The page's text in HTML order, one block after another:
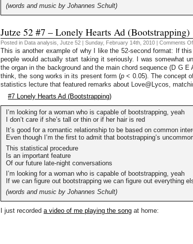
(words and music by Johannes Schult)
Jutze 52 #7 – Lonely Hearts Ad (Bootstrapping)
Posted in Data analysis Jutze 52 | Sunday, February 14th, 2010 | Comments
This is another example of why I like the 52-second format: If
people would actually start taking it seriously. I was somewhat
the organ in the background and the main chord sequence (D G E
think, the song works in its present form (p < 0.05). The concept
statistics lecture that featured remarks about Love@Lycos,
#7 Lonely Hearts Ad (Bootstrapping)
I’m looking for a woman who is capable of bootstrapping, yeah
I don’t care if she’s tall or thin or if her hair is red
It’s good for a romantic relationship to be based on common
Even though I’m the first to admit that bootstrapping’s
This statistical procedure
Is an important feature
Of our future late-night conversations
I’m looking for a woman who is capable of bootstrapping, yeah
If we can figure out bootstrapping we can figure out everything
(words and music by Johannes Schult)
I just recorded a video of me playing the song at home: